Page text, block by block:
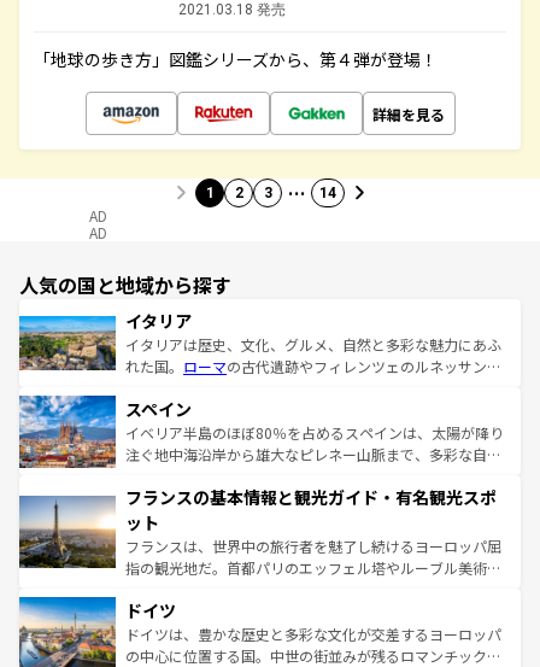
2021.03.18 発売
「地球の歩き方」図鑑シリーズから、第４弾が登場！
詳細を見る
1 2 3 … 14
AD
AD
人気の国と地域から探す
イタリア
イタリアは歴史、文化、グルメ、自然と多彩な魅力にあふ
れた国。 ローマの古代遺跡やフィレンツェのルネッサンス
ろん、トスカーナの美しい田園風景やアマルフィ海岸の絶
景など、自然景観も見逃せない。観光の合間には、本場の
ピザやパスタなど、絶品のイタリア料理を堪能することも
ませてくれるイタリアで、忘れられない旅をしてみよう！
なお、新着のイタリア情報は
しい。
スペイン
イベリア半島のほぼ80％を占めるスペインは、太陽が降り
注ぐ地中海沿岸から雄大なピレネー山脈まで、多彩な自然
文化が根付くこの国では、情熱的なフラメンコ、熱気あふ
れる闘牛、そして美味しいタパスが生活の一部となってい
る。首都マドリードの洗練された雰囲気や、バルセロナの
アートに溢れた街角から、地方では古代ローマ遺跡や中世
せる。地方によって風土や気候が異なるスペインはその個
性で訪れる人を魅了する。 なお、新着のスペイン情報は コ
ンテンツ一覧を参照してほしい。
フランスの基本情報と観光ガイド・有名観光スポ
ット
フランスは、世界中の旅行者を魅了し続けるヨーロッパ屈
指の観光地だ。首都パリのエッフェル塔やルーブル美術館
で、幅広い魅力が詰まっている。華麗な宮殿、歴史的な大
聖堂、美しいビーチ、そして豊かな自然が、訪れる者を心
から魅了する。また、フランスは美食の国としても知ら
ドイツ
ドイツは、豊かな歴史と多彩な文化が交差するヨーロッパ
の中心に位置する国。中世の街並みが残るロマンチック街